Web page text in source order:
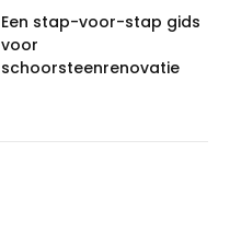
Een stap-voor-stap gids
voor
schoorsteenrenovatie